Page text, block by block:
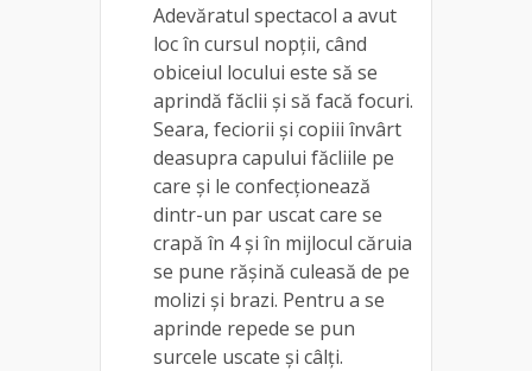
Adevăratul spectacol a avut
loc în cursul nopții, când
obiceiul locului este să se
aprindă făclii și să facă focuri.
Seara, feciorii și copiii învârt
deasupra capului făcliile pe
care și le confecționează
dintr-un par uscat care se
crapă în 4 și în mijlocul căruia
se pune rășină culeasă de pe
molizi și brazi. Pentru a se
aprinde repede se pun
surcele uscate și câlți.